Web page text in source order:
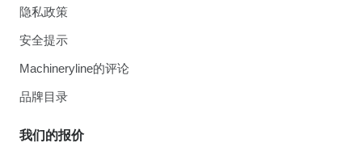
隐私政策
安全提示
Machineryline的评论
品牌目录
我们的报价